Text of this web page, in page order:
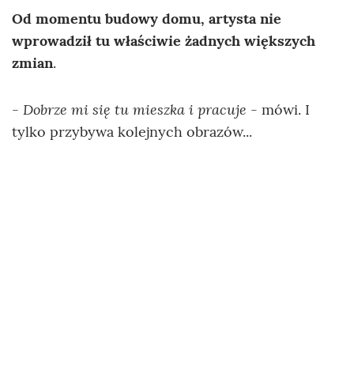
Od momentu budowy domu, artysta nie
wprowadził tu właściwie żadnych większych
zmian.
- Dobrze mi się tu mieszka i pracuje - mówi. I
tylko przybywa kolejnych obrazów...